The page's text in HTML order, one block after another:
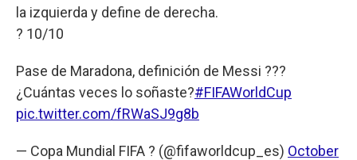
la izquierda y define de derecha.
? 10/10
Pase de Maradona, definición de Messi ???
¿Cuántas veces lo soñaste?#FIFAWorldCup
pic.twitter.com/fRWaSJ9g8b
— Copa Mundial FIFA ? (@fifaworldcup_es) October